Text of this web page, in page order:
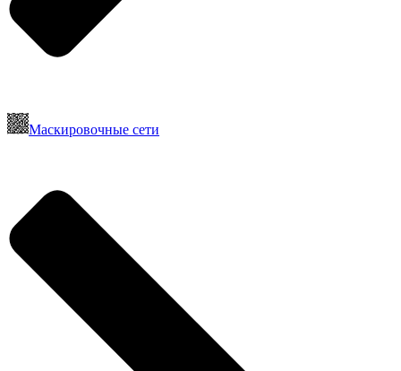
Маскировочные сети